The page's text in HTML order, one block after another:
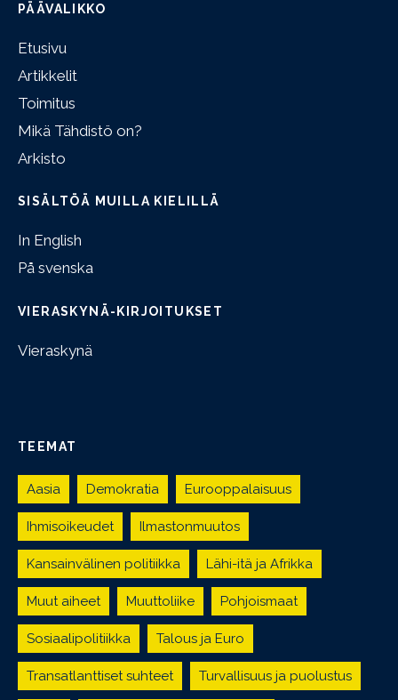
PÄÄVALIKKO
Etusivu
Artikkelit
Toimitus
Mikä Tähdistö on?
Arkisto
SISÄLTÖÄ MUILLA KIELILLÄ
In English
På svenska
VIERASKYNÄ-KIRJOITUKSET
Vieraskynä
TEEMAT
Aasia Demokratia Eurooppalaisuus
Ihmisoikeudet Ilmastonmuutos
Kansainvälinen politiikka Lähi-itä ja Afrikka
Muut aiheet Muuttoliike Pohjoismaat
Sosiaalipolitiikka Talous ja Euro
Transatlanttiset suhteet Turvallisuus ja puolustus